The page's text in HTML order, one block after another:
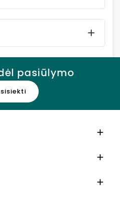

pasiūlymo


